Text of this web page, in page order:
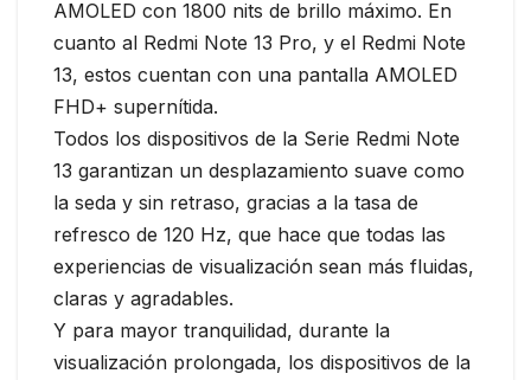
AMOLED con 1800 nits de brillo máximo. En
cuanto al Redmi Note 13 Pro, y el Redmi Note
13, estos cuentan con una pantalla AMOLED
FHD+ supernítida.
Todos los dispositivos de la Serie Redmi Note
13 garantizan un desplazamiento suave como
la seda y sin retraso, gracias a la tasa de
refresco de 120 Hz, que hace que todas las
experiencias de visualización sean más fluidas,
claras y agradables.
Y para mayor tranquilidad, durante la
visualización prolongada, los dispositivos de la